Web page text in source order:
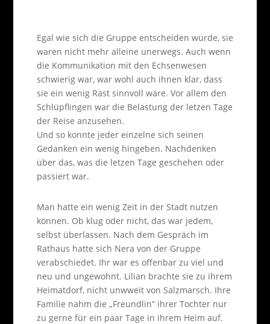
Egal wie sich die Gruppe entscheiden würde, sie
waren nicht mehr alleine unerwegs. Auch wenn
die Kommunikation mit den Echsenwesen
schwierig war, war wohl auch ihnen klar, dass
sie ein wenig Rast sinnvoll wäre. Vor allem den
Schlüpflingen war die Belastung der letzen Tage
der Reise anzusehen.
Und so konnte jeder einzelne sich seinen
Gedanken ein wenig hingeben. Nachdenken
über das, was die letzen Tage geschehen oder
passiert war.
Man hatte ein wenig Zeit in der Stadt nutzen
können. Ob klug oder nicht, das war jedem,
selbst überlassen. Nach dem Gespräch im
Rathaus hatte sich Nera von der Gruppe
verabschiedet. Ihr war es offenbar zu viel und
neu und ungewohnt. Lilian brachte sie zu ihrem
Heimatdorf, nicht unwweit von Salzmarsch. Ihre
Familie nahm die „Freundlin“ ihrer Tochter nur
zu gerne für ein paar Tage in ihrem Heim auf.